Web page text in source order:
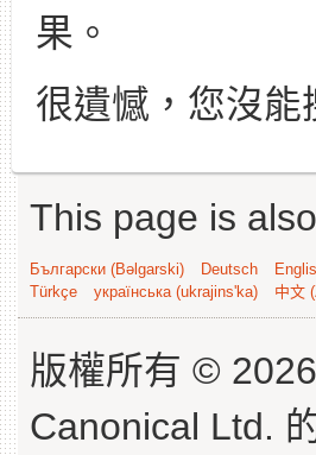
果。
很遺憾，您沒
This page is
Български (Bəlgarski) Deutsch
Türkçe
українська (ukrajins'ka) 中文
版權所有 © 2026
Canonical Ltd.